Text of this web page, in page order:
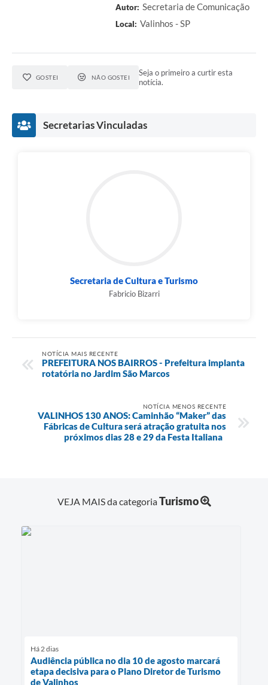
Autor: Secretaria de Comunicação
Local: Valinhos - SP
GOSTEI NÃO GOSTEI
Seja o primeiro a curtir esta
notícia.
Secretarias Vinculadas
Secretaria de Cultura e Turismo
Fabricio Bizarri
NOTÍCIA MAIS RECENTE
PREFEITURA NOS BAIRROS - Prefeitura implanta
rotatória no Jardim São Marcos
NOTÍCIA MENOS RECENTE
VALINHOS 130 ANOS: Caminhão “Maker” das
Fábricas de Cultura será atração gratuita nos
próximos dias 28 e 29 da Festa Italiana
VEJA MAIS da categoriaTurismo
Há 2 dias
Audiência pública no dia 10 de agosto marcará
etapa decisiva para o Plano Diretor de Turismo
de Valinhos